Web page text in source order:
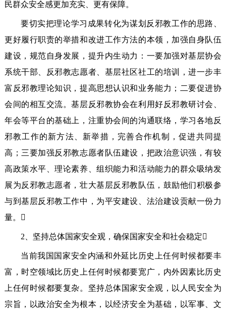
民群众安全感更加充实、更有保障。
要切实把理论学习成果转化为谋划反邪教工作的思路、
更好履行职责的举措和改进工作方法的本领，加强自身队伍
建设，规范自身发展，提升内生动力：一要加强对基层协会
系统干部、反邪教志愿者、基层社区社工的培训，进一步丰
富反邪教理论知识，提高思想认识和业务能力；二要促进协
会间的相互交流。基层反邪教协会在利用好反邪教研讨会、
年会等平台的基础上，注重协会间的沟通联络，学习各地反
邪教工作的新方法、新举措，完善合作机制，促进共同提
高；三要加强反邪教志愿者队伍建设，把政治意识强，有较
高政策水平、理论素养、组织能力和活动能力的群众吸纳发
展为反邪教志愿者，壮大基层反邪教队伍，鼓励他们积极参
与到基层反邪教工作中，为平安建设、法治建设贡献一份力
量。
2、坚持总体国家安全观，确保国家安全和社会稳定
当前我国国家安全内涵和外延比历史上任何时候都要丰
富，时空领域比历史上任何时候都要宽广，内外因素比历史
上任何时候都要复杂。坚持总体国家安全观，以人民安全为
宗旨，以政治安全为根本，以经济安全为基础，以军事、文